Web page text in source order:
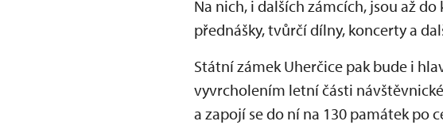
Na nich, i dalších zámcích, jsou až
přednášky, tvůrčí dílny, koncerty a
Státní zámek Uherčice pak bude i
vyvrcholením letní části
a zapojí se do ní na 130 památek po